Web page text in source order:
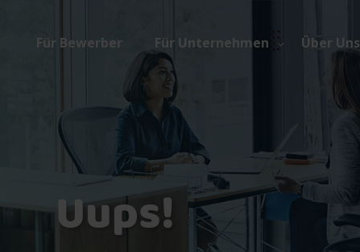
Für Bewerber Für Unternehmen Über Uns
Uups!